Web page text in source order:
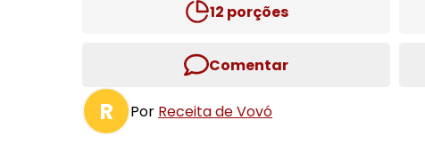
12 porções
Comentar
R Por Receita de Vovó